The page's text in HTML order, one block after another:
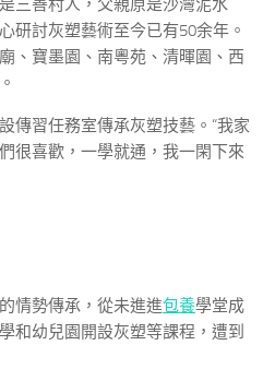
三善村人，父親原是沙灣泥水
研討灰塑藝術至今已有50余年。
、寶墨園、南粵苑、清暉園、西
習任務室傳承灰塑技藝。“我家
很喜歡，一學就通，我一閑下來
勢傳承，從未進進包養學堂成
和幼兒園開設灰塑等課程，遭到